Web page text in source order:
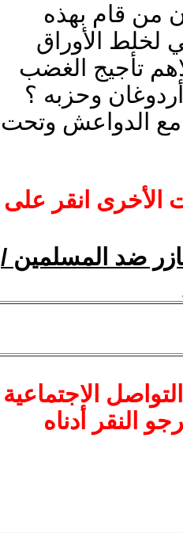
من قام بهذه
لخلط الأوراق
تأجيج الغضب
وحزبه ؟
مع الدواعش وتحت
الأخرى انقر على
ضد المسلمين /
الاجتماعية
النقر أدناه